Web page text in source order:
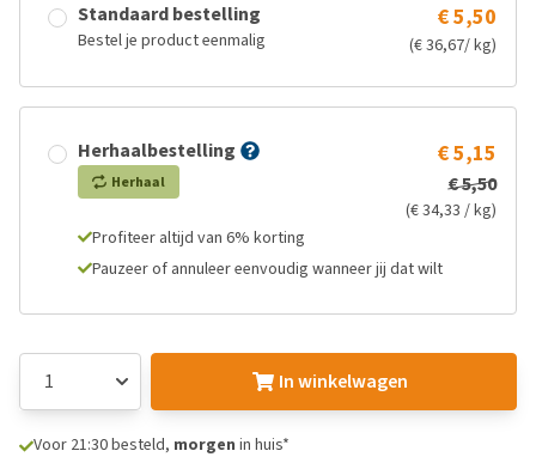
Standaard bestelling
Bestel je product eenmalig
€ 5,50
(€ 36,67/ kg)
Herhaalbestelling
Herhaal
€ 5,15
€ 5,50
(€ 34,33 / kg)
Profiteer altijd van 6% korting
Pauzeer of annuleer eenvoudig wanneer jij dat wilt
In winkelwagen
Voor 21:30 besteld, morgen in huis*